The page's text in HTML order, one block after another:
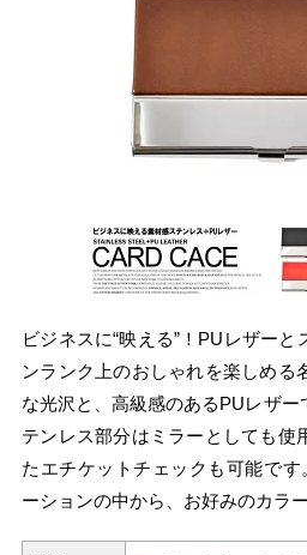
ビジネスに“映える”！PUレザー
ンランク上のおしゃれを楽しめる
な光沢と、高級感のあるPUレザー
テンレス部分はミラーとしても使
たエチケットチェックも可能で
ーションの中から、お好みのカラ